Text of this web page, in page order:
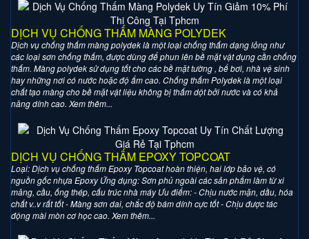
DỊCH VỤ CHỐNG THẤM MÀNG POLYDEK
Dịch vụ chống thấm màng polydek là một loại chống thấm dạng lỏng như
các loại sơn chống thấm, được dùng để phun lên bề mặt vật dụng cần chống
thấm. Màng polydek sử dụng tốt cho các bề mặt tường , bể bơi, nhà vệ sinh
hay những nơi có nước hoặc độ ẩm cao. Chống thấm Polydek là một loại
chất tạo màng cho bề mặt vật liệu không bị thấm dột bởi nước và có khả
năng dính cao. Xem thêm...
DỊCH VỤ CHỐNG THẤM EPOXY TOPCOAT
Loại: Dịch vụ chống thấm Epoxy Topcoat hoàn thiện, hai lớp bảo vệ, có
nguồn gốc nhựa Epoxy Ứng dụng: Sơn phủ ngoài các sản phẩm làm từ xi
măng, cầu, ống thép, cấu trúc nhà máy Ưu điểm: - Chịu nước mặn, dầu, hóa
chất v..v rất tốt - Màng sơn dai, chắc độ bám dính cực tốt - Chịu được tác
động mài mòn cơ học cao. Xem thêm...